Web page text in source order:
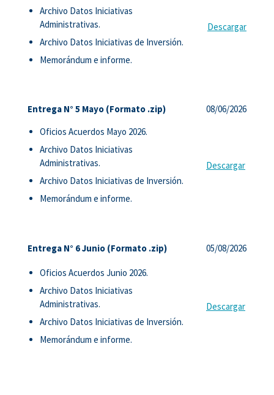
Archivo Datos Iniciativas
Administrativas.
Archivo Datos Iniciativas de Inversión.
Memorándum e informe.
Descargar
Entrega N° 5 Mayo (Formato .zip)
08/06/2026
Oficios Acuerdos Mayo 2026.
Archivo Datos Iniciativas
Administrativas.
Archivo Datos Iniciativas de Inversión.
Memorándum e informe.
Descargar
Entrega N° 6 Junio (Formato .zip) 05/08/2026
Oficios Acuerdos Junio 2026.
Archivo Datos Iniciativas
Administrativas.
Archivo Datos Iniciativas de Inversión.
Memorándum e informe.
Descargar